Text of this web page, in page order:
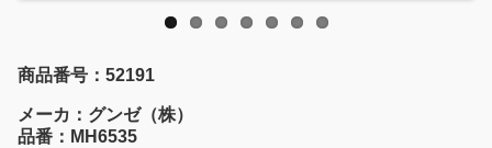
商品番号：52191
メーカ：グンゼ（株）
品番：MH6535